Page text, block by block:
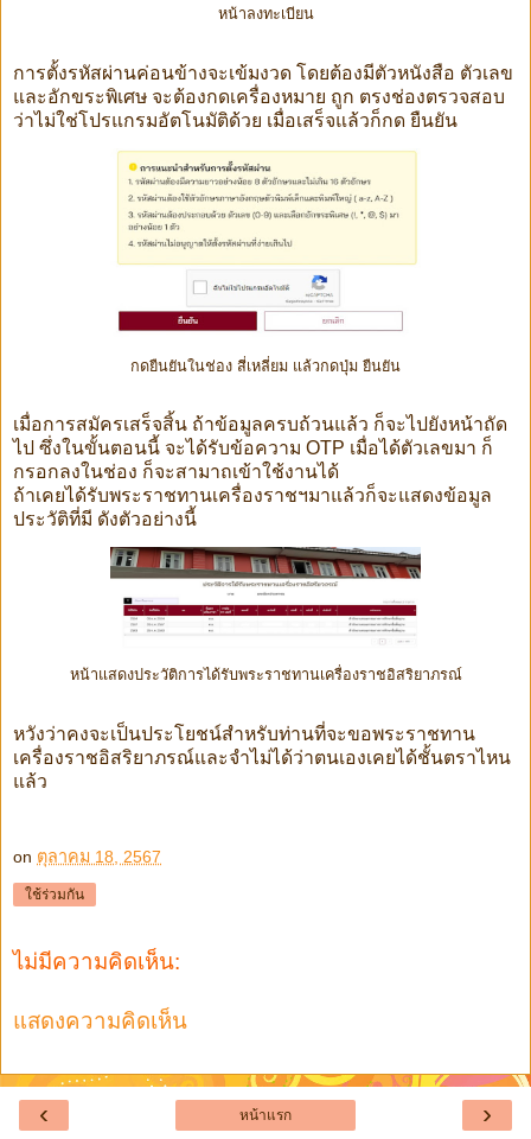
หน้าลงทะเบียน
การตั้งรหัสผ่านค่อนข้างจะเข้มงวด โดยต้องมีตัวหนังสือ ตัวเลข
และอักขระพิเศษ จะต้องกดเครื่องหมาย ถูก ตรงช่องตรวจสอบ
ว่าไม่ใช่โปรแกรมอัตโนมัติด้วย เมื่อเสร็จแล้วก็กด ยืนยัน
กดยืนยันในช่อง สี่เหลี่ยม แล้วกดปุ่ม ยืนยัน
เมื่อการสมัครเสร็จสิ้น ถ้าข้อมูลครบถ้วนแล้ว ก็จะไปยังหน้าถัด
ไป ซึ่งในขั้นตอนนี้ จะได้รับข้อความ OTP เมื่อได้ตัวเลขมา ก็
กรอกลงในช่อง ก็จะสามาถเข้าใช้งานได้
ถ้าเคยได้รับพระราชทานเครื่องราชฯมาแล้วก็จะแสดงข้อมูล
ประวัติที่มี ดังตัวอย่างนี้
หน้าแสดงประวัติการได้รับพระราชทานเครื่องราชอิสริยาภรณ์
หวังว่าคงจะเป็นประโยชน์สำหรับท่านที่จะขอพระราชทาน
เครื่องราชอิสริยาภรณ์และจำไม่ได้ว่าตนเองเคยได้ชั้นตราไหน
แล้ว
on ตุลาคม 18, 2567
ใช้ร่วมกัน
ไม่มีความคิดเห็น:
แสดงความคิดเห็น
‹ ›
หน้าแรก